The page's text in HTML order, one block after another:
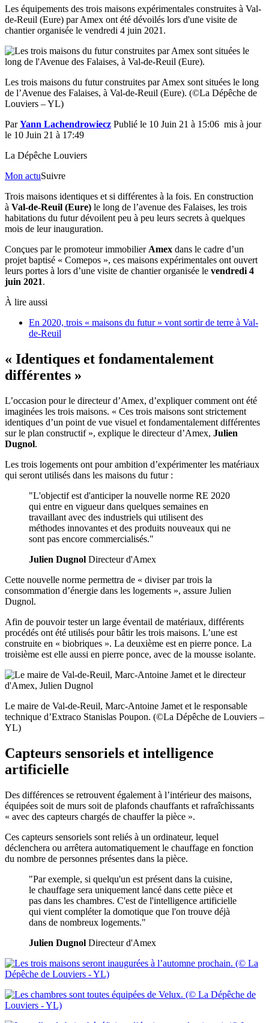
Les équipements des trois maisons expérimentales construites à Val-
de-Reuil (Eure) par Amex ont été dévoilés lors d'une visite de
chantier organisée le vendredi 4 juin 2021.
Les trois maisons du futur construites par Amex sont situées le long
de l’Avenue des Falaises, à Val-de-Reuil (Eure). (©La Dépêche de
Louviers – YL)
ParYann Lachendrowiecz Publié le 10 Juin 21 à 15:06 mis à jour
le 10 Juin 21 à 17:49
La Dépêche Louviers
Mon actuSuivre
Trois maisons identiques et si différentes à la fois. En construction
à Val-de-Reuil (Eure) le long de l’avenue des Falaises, les trois
habitations du futur dévoilent peu à peu leurs secrets à quelques
mois de leur inauguration.
Conçues par le promoteur immobilier Amex dans le cadre d’un
projet baptisé « Comepos », ces maisons expérimentales ont ouvert
leurs portes à lors d’une visite de chantier organisée le vendredi 4
juin 2021.
À lire aussi
En 2020, trois « maisons du futur » vont sortir de terre à Val-
de-Reuil
« Identiques et fondamentalement
différentes »
L’occasion pour le directeur d’Amex, d’expliquer comment ont été
imaginées les trois maisons. « Ces trois maisons sont strictement
identiques d’un point de vue visuel et fondamentalement différentes
sur le plan constructif », explique le directeur d’Amex, Julien
Dugnol.
Les trois logements ont pour ambition d’expérimenter les matériaux
qui seront utilisés dans les maisons du futur :
"L'objectif est d'anticiper la nouvelle norme RE 2020
qui entre en vigueur dans quelques semaines en
travaillant avec des industriels qui utilisent des
méthodes innovantes et des produits nouveaux qui ne
sont pas encore commercialisés."
Julien Dugnol Directeur d'Amex
Cette nouvelle norme permettra de « diviser par trois la
consommation d’énergie dans les logements », assure Julien
Dugnol.
Afin de pouvoir tester un large éventail de matériaux, différents
procédés ont été utilisés pour bâtir les trois maisons. L’une est
construite en « biobriques ». La deuxième est en pierre ponce. La
troisième est elle aussi en pierre ponce, avec de la mousse isolante.
Le maire de Val-de-Reuil, Marc-Antoine Jamet et le responsable
technique d’Extraco Stanislas Poupon. (©La Dépêche de Louviers –
YL)
Capteurs sensoriels et intelligence
artificielle
Des différences se retrouvent également à l’intérieur des maisons,
équipées soit de murs soit de plafonds chauffants et rafraîchissants
« avec des capteurs chargés de chauffer la pièce ».
Ces capteurs sensoriels sont reliés à un ordinateur, lequel
déclenchera ou arrêtera automatiquement le chauffage en fonction
du nombre de personnes présentes dans la pièce.
"Par exemple, si quelqu'un est présent dans la cuisine,
le chauffage sera uniquement lancé dans cette pièce et
pas dans les chambres. C'est de l'intelligence artificielle
qui vient compléter la domotique que l'on trouve déjà
dans de nombreux logements."
Julien Dugnol Directeur d'Amex